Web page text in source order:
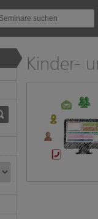
Kinder-